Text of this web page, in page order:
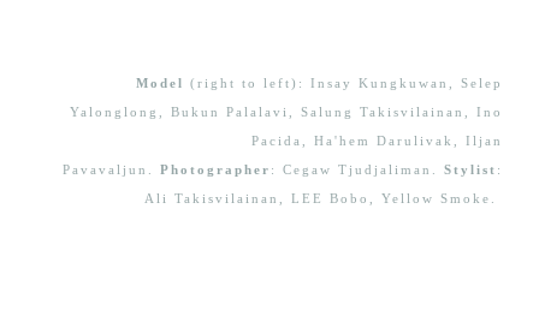
Model (right to left): Insay Kungkuwan, Selep
Yalonglong, Bukun Palalavi, Salung Takisvilainan, Ino
Pacida, Ha'hem Darulivak, Iljan
Pavavaljun. Photographer : Cegaw Tjudjaliman. Stylist :
Ali Takisvilainan, LEE Bobo, Yellow Smoke.